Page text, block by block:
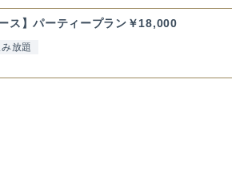
ス】パーティープラン￥18,000
放題